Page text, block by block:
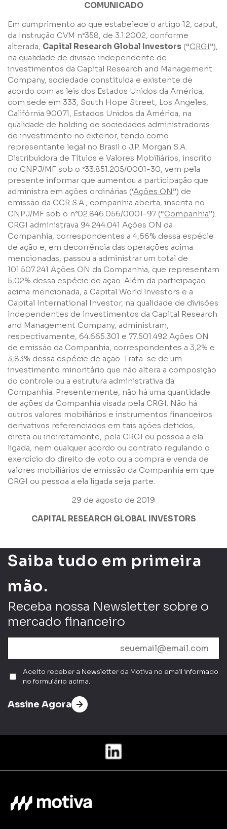
COMUNICADO
Em cumprimento ao que estabelece o artigo 12, caput,
da Instrução CVM n°358, de 3.1.2002, conforme
alterada, Capital Research Global Investors (“CRGI”),
na qualidade de divisão independente de
investimentos da Capital Research and Management
Company, sociedade constituída e existente de
acordo com as leis dos Estados Unidos da América,
com sede em 333, South Hope Street, Los Angeles,
Califórnia 90071, Estados Unidos da América, na
qualidade de holding de sociedades administradoras
de investimento no exterior, tendo como
representante legal no Brasil o J.P. Morgan S.A.
Distribuidora de Títulos e Valores Mobiliários, inscrito
no CNPJ/MF sob o °33.851.205/0001-30, vem pela
presente informar que aumentou a participação que
administra em ações ordinárias (‘Ações ON”) de
emissão da CCR S.A., companhia aberta, inscrita no
CNPJ/MF sob o n°02.846.056/0001-97 (“Companhia”).
CRGI administrava 94.244.041 Ações ON da
Companhia, correspondentes a 4,66% dessa espécie
de ação e, em decorrência das operações acima
mencionadas, passou a administrar um total de
101.507.241 Ações ON da Companhia, que representam
5,02% dessa espécie de ação. Além da participação
acima mencionada, a Capital World lnvestors e a
Capital International Investor, na qualidade de divisões
independentes de investimentos da Capital Research
and Management Company, administram,
respectivamente, 64.665.301 e 77.501.492 Ações ON
de emissão da Companhia, correspondentes a 3,2% e
3,83% dessa espécie de ação. Trata-se de um
investimento minoritário que não altera a composição
do controle ou a estrutura administrativa da
Companhia. Presentemente, não há uma quantidade
de ações da Companhia visada pela CRGI. Não há
outros valores mobiliários e instrumentos financeiros
derivativos referenciados em tais ações detidos,
direta ou indiretamente, pela CRGI ou pessoa a ela
ligada, nem qualquer acordo ou contrato regulando o
exercício do direito de voto ou a compra e venda de
valores mobiliários de emissão da Companhia em que
CRGI ou pessoa a ela ligada seja parte.
29 de agosto de 2019
CAPITAL RESEARCH GLOBAL INVESTORS
Empresa
Perfil
Grupos
Li e concordo com os Termos de Uso ePolítica de
Privacidade
Enviar
Saiba tudo em primeira
mão.
Receba nossa Newsletter sobre o
mercado financeiro
Aceito receber a Newsletter da Motiva no email informado
no formulário acima.
Assine Agora